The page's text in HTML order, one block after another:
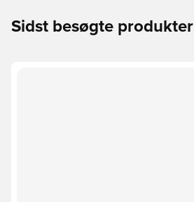
Sidst besøgte produkter